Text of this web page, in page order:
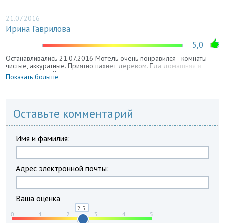
21.07.2016
Ирина Гаврилова
5,0
Останавливались 21.07.2016 Мотель очень понравился - комнаты
чистые, аккуратные. Приятно пахнет деревом. Еда домашняя и
очень вкусная. Хозяева замечательные, приветливые люди.
Обязательно будем здесь останавливаться!
Показать больше
Оставьте комментарий
Имя и фамилия:
Адрес электронной почты:
Ваша оценка